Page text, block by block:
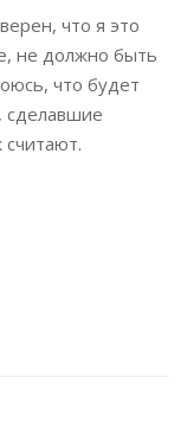
что я это
не должно быть
что будет
сделавшие